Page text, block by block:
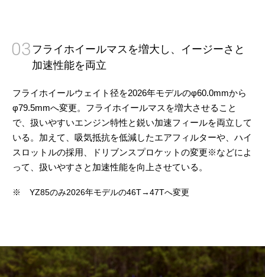
03 フライホイールマスを増大し、イージーさと
加速性能を両立
フライホイールウェイト径を2026年モデルのφ60.0mmから
φ79.5mmへ変更。フライホイールマスを増大させること
で、扱いやすいエンジン特性と鋭い加速フィールを両立して
いる。加えて、吸気抵抗を低減したエアフィルターや、ハイ
スロットルの採用、ドリブンスプロケットの変更※などによ
って、扱いやすさと加速性能を向上させている。
※ YZ85のみ2026年モデルの46T→47Tへ変更